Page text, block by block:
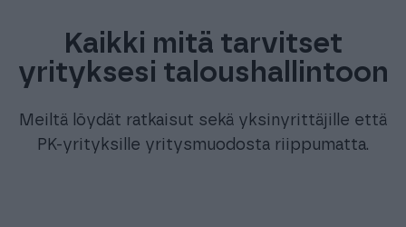
Kaikki mitä tarvitset
yrityksesi taloushallintoon
Meiltä löydät ratkaisut sekä yksinyrittäjille että
PK-yrityksille yritysmuodosta riippumatta.